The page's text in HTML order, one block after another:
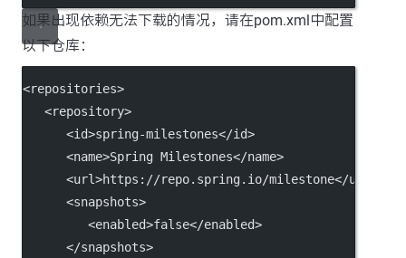
如果出现依赖无法下载的情况，请在pom.xml中配置
以下仓库：
<repositories>
   <
repository>
      <
id>spring-milestones</id>
      <
name>Spring Milestones</name>
      <
url>https://repo.spring.io/milestone</url
      <
snapshots>
         <
enabled>false</enabled>
      </
snapshots>